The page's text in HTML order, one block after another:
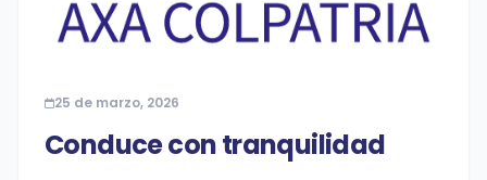
25 de marzo, 2026
Conduce con tranquilidad